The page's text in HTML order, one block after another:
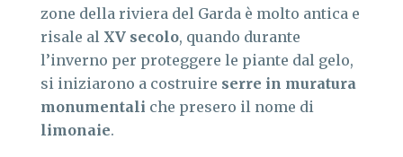
zone della riviera del Garda è molto antica e
risale al XV secolo, quando durante
l’inverno per proteggere le piante dal gelo,
si iniziarono a costruire serre in muratura
monumentali che presero il nome di
limonaie.